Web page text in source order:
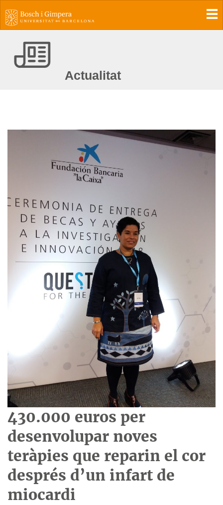
Actualitat
430.000 euros per
desenvolupar noves
teràpies que reparin el cor
després d’un infart de
miocardi